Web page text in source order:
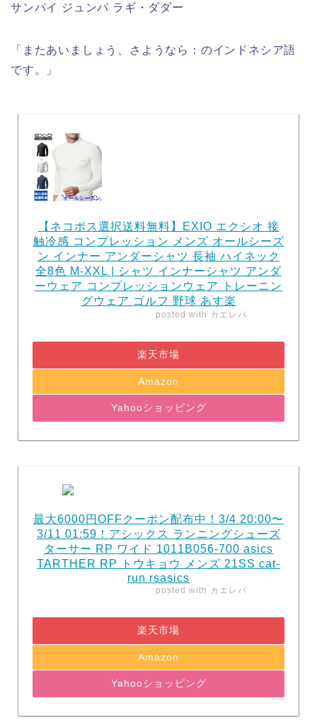
サンパイ ジュンパ ラギ・ダダー
「またあいましょう、さようなら：のインドネシア語
です。」
【ネコポス選択送料無料】EXIO エクシオ 接
触冷感 コンプレッション メンズ オールシーズ
ン インナー アンダーシャツ 長袖 ハイネック
全8色 M-XXL | シャツ インナーシャツ アンダ
ーウェア コンプレッションウェア トレーニン
グウェア ゴルフ 野球 あす楽
posted with カエレバ
楽天市場
Amazon
Yahooショッピング
最大6000円OFFクーポン配布中！3/4 20:00〜
3/11 01:59！アシックス ランニングシューズ
ターサー RP ワイド 1011B056-700 asics
TARTHER RP トウキョウ メンズ 21SS cat-
run rsasics
posted with カエレバ
楽天市場
Amazon
Yahooショッピング